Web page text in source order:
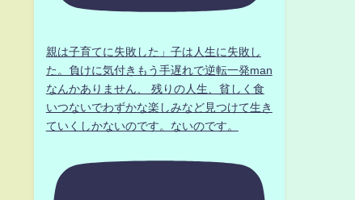
親は子育てに失敗した」子は人生に失敗し
た。負けに気付きもう手遅れで逆転一発man
なんかありません、 残りの人生、貧しく食
いつないでわずかな楽しみなど見つけて生き
ていくしかないのです。ないのです。